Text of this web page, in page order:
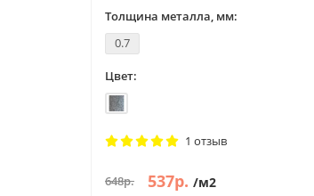
Толщина металла, мм:
0.7
Цвет:
1 отзыв
648р. 537р. /м2